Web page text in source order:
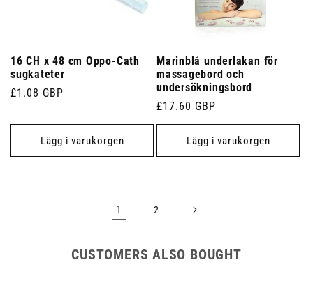
16 CH x 48 cm Oppo-Cath
sugkateter
Ordinarie
£1.08 GBP
Lägg i varukorgen
Marinblå underlakan för
massagebord och
undersökningsbord
Ordinarie
pris
£17.60 GBP
Lägg i varukorgen
1 2
CUSTOMERS ALSO BOUGHT